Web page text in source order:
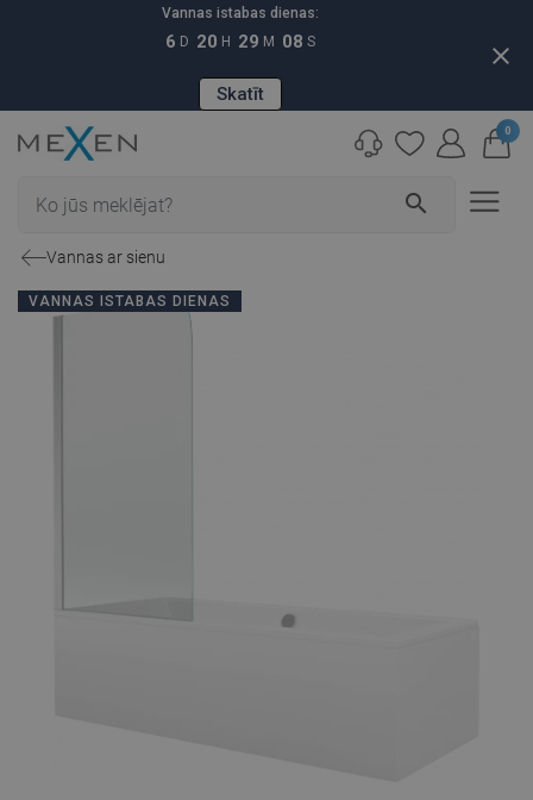
Vannas istabas dienas:
6 D 20 H 29 M 07 S
Skatīt
close
search
0
Vannas ar sienu
VANNAS ISTABAS DIENAS